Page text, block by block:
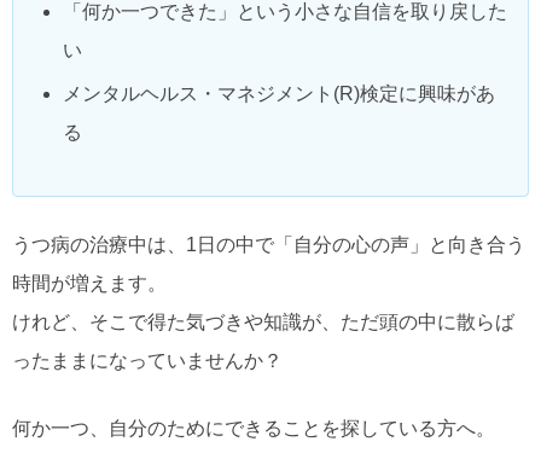
「何か一つできた」という小さな自信を取り戻した
い
メンタルヘルス・マネジメント(R)検定に興味があ
る
うつ病の治療中は、1日の中で「自分の心の声」と向き合う
時間が増えます。
けれど、そこで得た気づきや知識が、ただ頭の中に散らば
ったままになっていませんか？
何か一つ、自分のためにできることを探している方へ。